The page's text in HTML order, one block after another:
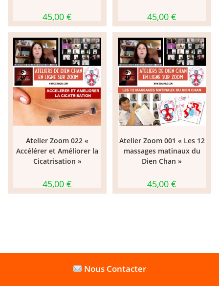
45,00 € 45,00 €
Atelier Zoom 022 «
Accélérer et Améliorer la
Cicatrisation »
45,00 €
Atelier Zoom 001 « Les 12
massages matinaux du
Dien Chan »
45,00 €
Nous Contacter